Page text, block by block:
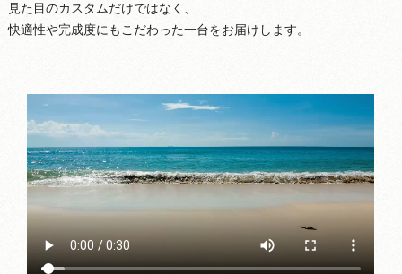
見た目のカスタムだけではなく、
快適性や完成度にもこだわった一台をお届けします。